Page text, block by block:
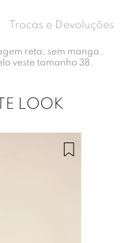
Trocas e Devoluções
reta, sem manga,
veste tamanho 38.
LOOK